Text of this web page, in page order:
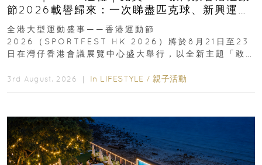
節2026載譽歸來：一次睇盡匹克球、新興運
動、街舞比賽＋逾百運動品牌展覽
全港大型運動盛事——香港運動節
2026（SPORTFEST HK 2026）將於8月21日至23
日在灣仔香港會議展覽中心盛大舉行，以全新主題「敢
3rd August, 2026 ｜ In LIFESTYLE / 親子活動